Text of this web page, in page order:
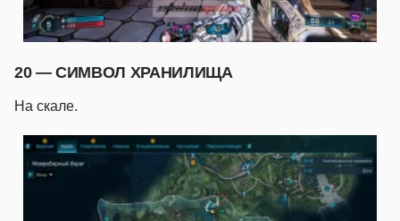
20 — СИМВОЛ ХРАНИЛИЩА
На скале.